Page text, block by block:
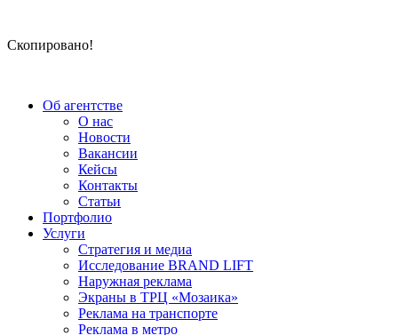
Скопировано!
Об агентстве
О нас
Новости
Вакансии
Кейсы
Контакты
Статьи
Портфолио
Услуги
Стратегия и медиа
Исследование BRAND LIFT
Наружная реклама
Экраны в ТРЦ «Мозаика»
Реклама на транспорте
Реклама в метро